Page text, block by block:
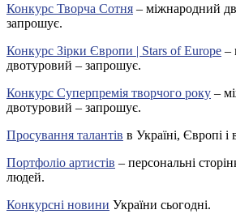
Конкурс Творча Сотня – міжнародний
запрошує.
Конкурс Зірки Європи | Stars of Europe –
двотуровий – запрошує.
Конкурс Суперпремія творчого року –
двотуровий – запрошує.
Просування талантів в Україні, Європі і
Портфоліо артистів – персональні
людей.
Конкурсні новини України сьогодні.